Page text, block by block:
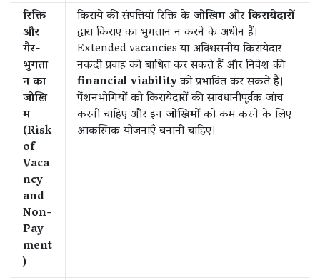
रिक्ति
और
गैर-
भुगता
न का
जोखि
म
(Risk
of
Vaca
ncy
and
Non-
Pay
ment
)
किराये की संपत्तियां रिक्ति केजोखिमऔरकिरायेदारों
द्वारा किराए का भुगतान न करने के अधीन हैं।
Extended vacancies या अविश्वसनीय किरायेदार
नकदी प्रवाह को बाधित कर सकते हैं और निवेश की
financial viabilityको प्रभावित कर सकते हैं।
पेंशनभोगियों को किरायेदारों की सावधानीपूर्वक जांच
करनी चाहिए और इनजोखिमोंको कम करने के लिए
आकस्मिक योजनाएँ बनानी चाहिए।